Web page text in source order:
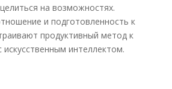
на возможностях.
и подготовленность к
продуктивный метод к
искусственным интеллектом.